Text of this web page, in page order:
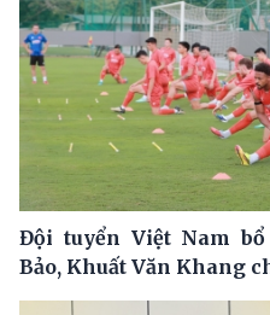
Đội tuyển Việt Nam
Bảo, Khuất Văn Khang